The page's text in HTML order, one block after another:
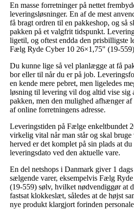
En masse forretninger på nettet
leveringsløsninger. En af de mest
få bragt ordren til en pakkeshop, og så
pakken på et valgfrit tidspunkt.
ligetil, og oftest endda den prisbilligste
Fælg Ryde Cyber 10 26×1,75" (19-
Du kunne lige så vel planlægge at få
bor eller til når du er på job.
en kende mere pebret, men ligeledes
løsning til levering vil dog altid vise sig
pakken, men den mulighed afhænger
af online forretningens adresse.
Leveringstiden på Fælge enkeltbundet
virkelig vital når man står og skal bruge
herved er det komplet på sin plads at du
leveringsdato ved den aktuelle vare.
En del netshops i Danmark giver 1
sælgende varer, eksempelvis Fælg
(19-559) sølv, hvilket nødvendiggør at
fastsat klokkeslæt, således at de højst
nye produkt klargjort forinden